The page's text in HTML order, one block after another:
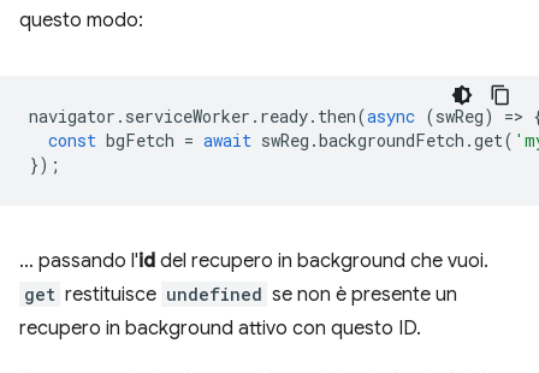
questo modo:
navigator . serviceWorker . ready. then(async (swReg) =>
const bgFetch = await swReg .backgroundFetch .get(
});
… passando l'id del recupero in background che vuoi.
get restituisce undefined se non è presente un
recupero in background attivo con questo ID.